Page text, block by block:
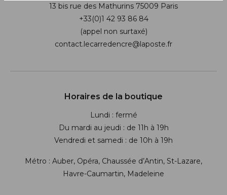
13 bis rue des Mathurins 75009 Paris
+33(0)1 42 93 86 84
(appel non surtaxé)
contact.lecarredencre@laposte.fr
Horaires de la boutique
Lundi : fermé
Du mardi au jeudi : de 11h à 19h
Vendredi et samedi : de 10h à 19h
Métro : Auber, Opéra, Chaussée d’Antin, St-Lazare,
Havre-Caumartin, Madeleine